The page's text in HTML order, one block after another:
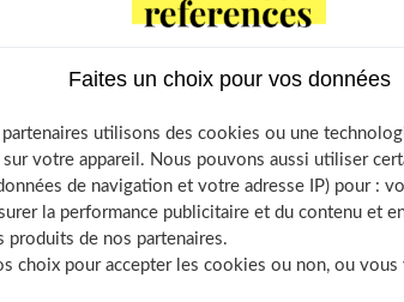
les feuilles de thé bio, sans pesticide ?
le matcha (thé japonais) ?
période de la journée ?
du thé bio pour la santé ?
le corps
certains cancers
Faites un choix pour vos données
utilisons des cookies ou une
votre appareil. Nous pouvons aussi utiliser
de navigation et votre adresse IP) pour :
la performance publicitaire et du contenu et
de nos partenaires.
choix pour accepter les cookies ou non, ou